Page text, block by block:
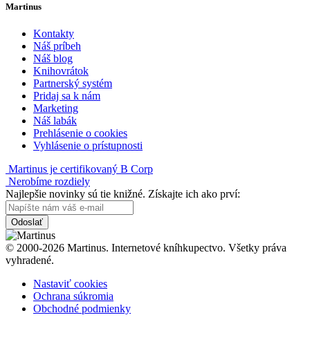
Martinus
Kontakty
Náš príbeh
Náš blog
Knihovrátok
Partnerský systém
Pridaj sa k nám
Marketing
Náš labák
Prehlásenie o cookies
Vyhlásenie o prístupnosti
Martinus je certifikovaný B Corp
Nerobíme rozdiely
Najlepšie novinky sú tie knižné. Získajte ich ako prví:
Odoslať
© 2000-2026 Martinus. Internetové kníhkupectvo. Všetky práva
vyhradené.
Nastaviť cookies
Ochrana súkromia
Obchodné podmienky